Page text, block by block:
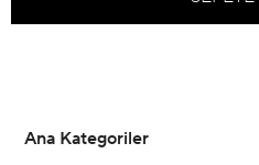
Ana Kategoriler